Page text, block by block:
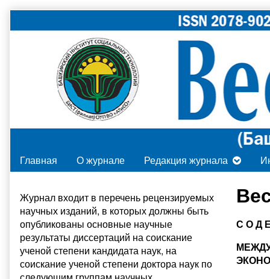
to
Главная О журнале Редакция журнала
С О Д
Primary
Sidebar
Журнал входит в перечень рецензируемых
научных изданий, в которых должны быть
опубликованы основные научные
результаты диссертаций на соискание
ученой степени кандидата наук, на
соискание ученой степени доктора наук по